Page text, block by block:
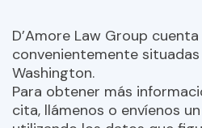
D’Amore Law Group
convenientemente
Washington.
Para obtener más
cita, llámenos o envíenos